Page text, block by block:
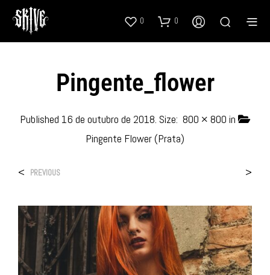
0 0
Pingente_flower
Published 16 de outubro de 2018. Size: 800 × 800 in
Pingente Flower (Prata)
< PREVIOUS >